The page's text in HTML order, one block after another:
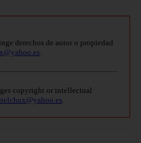
derechos de autor o propiedad
.
copyright or intellectual
.